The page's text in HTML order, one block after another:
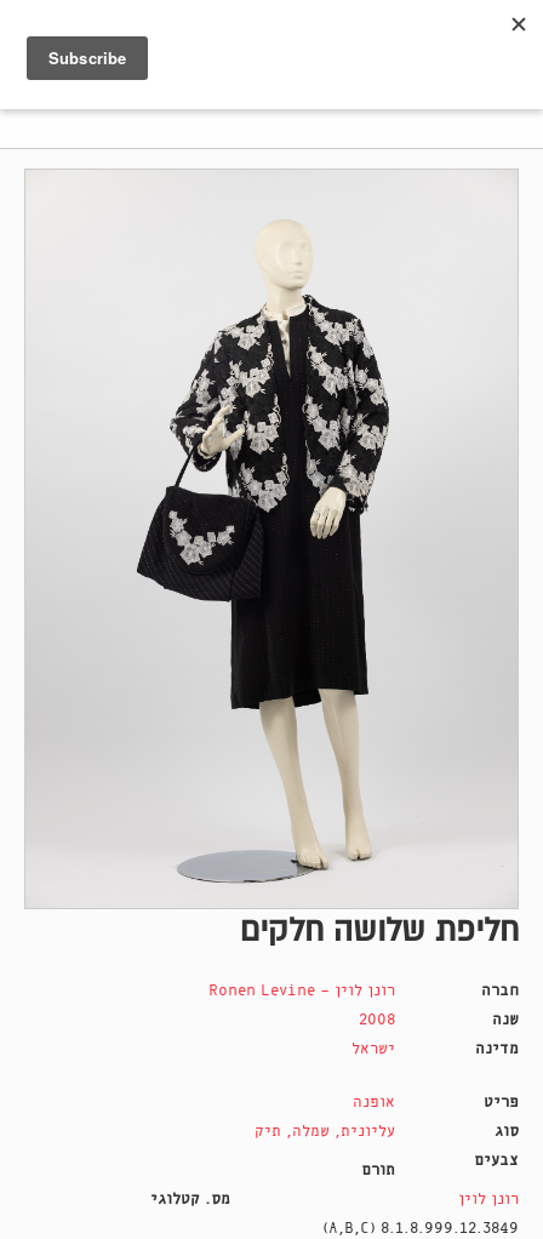
חליפת שלושה חלקים
חברה
רונן לוין - Ronen Levine
שנה
2008
מדינה
ישראל
פריט
אופנה
סוג
עליונית, שמלה, תיק
צבעים
תורם
רונן לוין
מס. קטלוגי
8.1.8.999.12.3849 (A,B,C)